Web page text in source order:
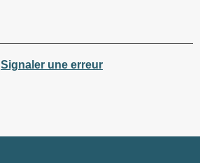
Signaler une erreur